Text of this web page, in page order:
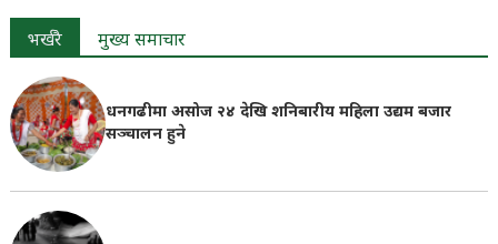
भर्खरै मुख्य समाचार
धनगढीमा असोज २४ देखि शनिबारीय महिला उद्यम बजार
सञ्चालन हुने